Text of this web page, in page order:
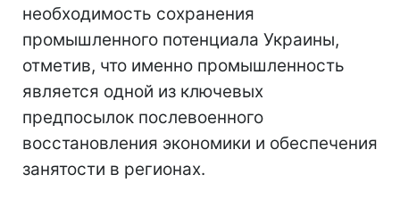
необходимость сохранения
промышленного потенциала Украины,
отметив, что именно промышленность
является одной из ключевых
предпосылок послевоенного
восстановления экономики и обеспечения
занятости в регионах.